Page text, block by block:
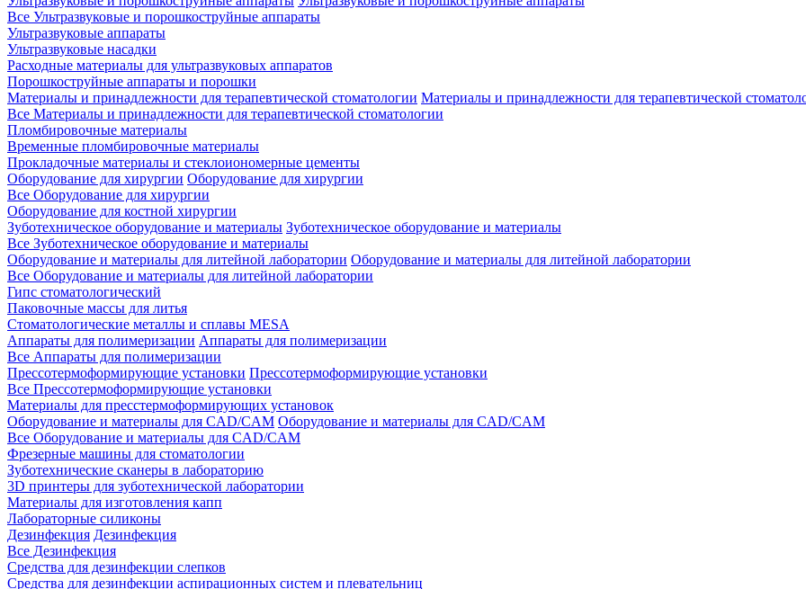
Все Ультразвуковые и порошкоструйные аппараты
Ультразвуковые аппараты
Ультразвуковые насадки
Расходные материалы для ультразвуковых аппаратов
Порошкоструйные аппараты и порошки
Материалы и принадлежности для терапевтической стоматологии Материалы и принадлежности для терапевтической
Все Материалы и принадлежности для терапевтической стоматологии
Пломбировочные материалы
Временные пломбировочные материалы
Прокладочные материалы и стеклоиономерные цементы
Оборудование для хирургии Оборудование для хирургии
Все Оборудование для хирургии
Оборудование для костной хирургии
Зуботехническое оборудование и материалы Зуботехническое оборудование и материалы
Все Зуботехническое оборудование и материалы
Оборудование и материалы для литейной лаборатории Оборудование и материалы для литейной лаборатории
Все Оборудование и материалы для литейной лаборатории
Гипс стоматологический
Паковочные массы для литья
Стоматологические металлы и сплавы MESA
Аппараты для полимеризации Аппараты для полимеризации
Все Аппараты для полимеризации
Прессотермоформирующие установки Прессотермоформирующие установки
Все Прессотермоформирующие установки
Материалы для пресстермоформирующих установок
Оборудование и материалы для CAD/CAM Оборудование и материалы для CAD/CAM
Все Оборудование и материалы для CAD/CAM
Фрезерные машины для стоматологии
Зуботехнические сканеры в лабораторию
3D принтеры для зуботехнической лаборатории
Материалы для изготовления капп
Лабораторные силиконы
Дезинфекция Дезинфекция
Все Дезинфекция
Средства для дезинфекции слепков
Средства для дезинфекции аспирационных систем и плевательниц